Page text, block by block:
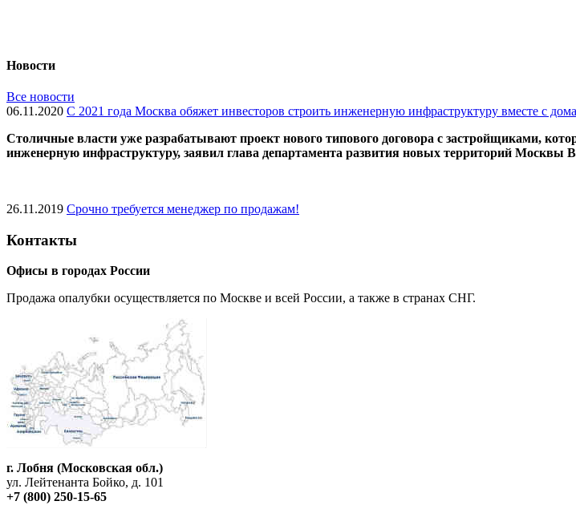
Новости
Все новости
06.11.2020 С 2021 года Москва обяжет инвесторов строить инженерную инфраструктуру вместе с
Cтоличные власти уже разрабатывают проект нового типового договора с застройщиками,
инженерную инфраструктуру, заявил глава департамента развития новых территорий
26.11.2019 Срочно требуется менеджер по продажам!
Контакты
Офисы в городах России
Продажа опалубки осуществляется по Москве и всей России, а также в странах СНГ.
г. Лобня (Московская обл.)
ул. Лейтенанта Бойко, д. 101
+7 (800) 250-15-65